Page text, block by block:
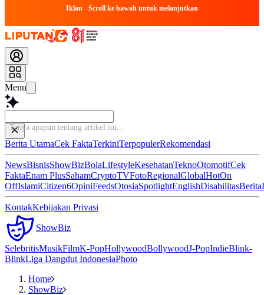
Iklan - Scroll ke bawah untuk melanjutkan
Menu
Ta
Berita UtamaCek FaktaTerkiniTerpopulerRekomendasi
NewsBisnisShowBizBolaLifestyleKesehatanTeknoOtomotifCek
FaktaEnam PlusSahamCryptoTVFotoRegionalGlobalHotOn
OffIslamiCitizen6OpiniFeedsOtosiaSpotlightEnglishDisabilitasBerita
KontakKebijakan Privasi
ShowBiz
SelebritisMusikFilmK-PopHollywoodBollywoodJ-PopIndieBlink-
BlinkLiga Dangdut IndonesiaPhoto
Home
ShowBiz